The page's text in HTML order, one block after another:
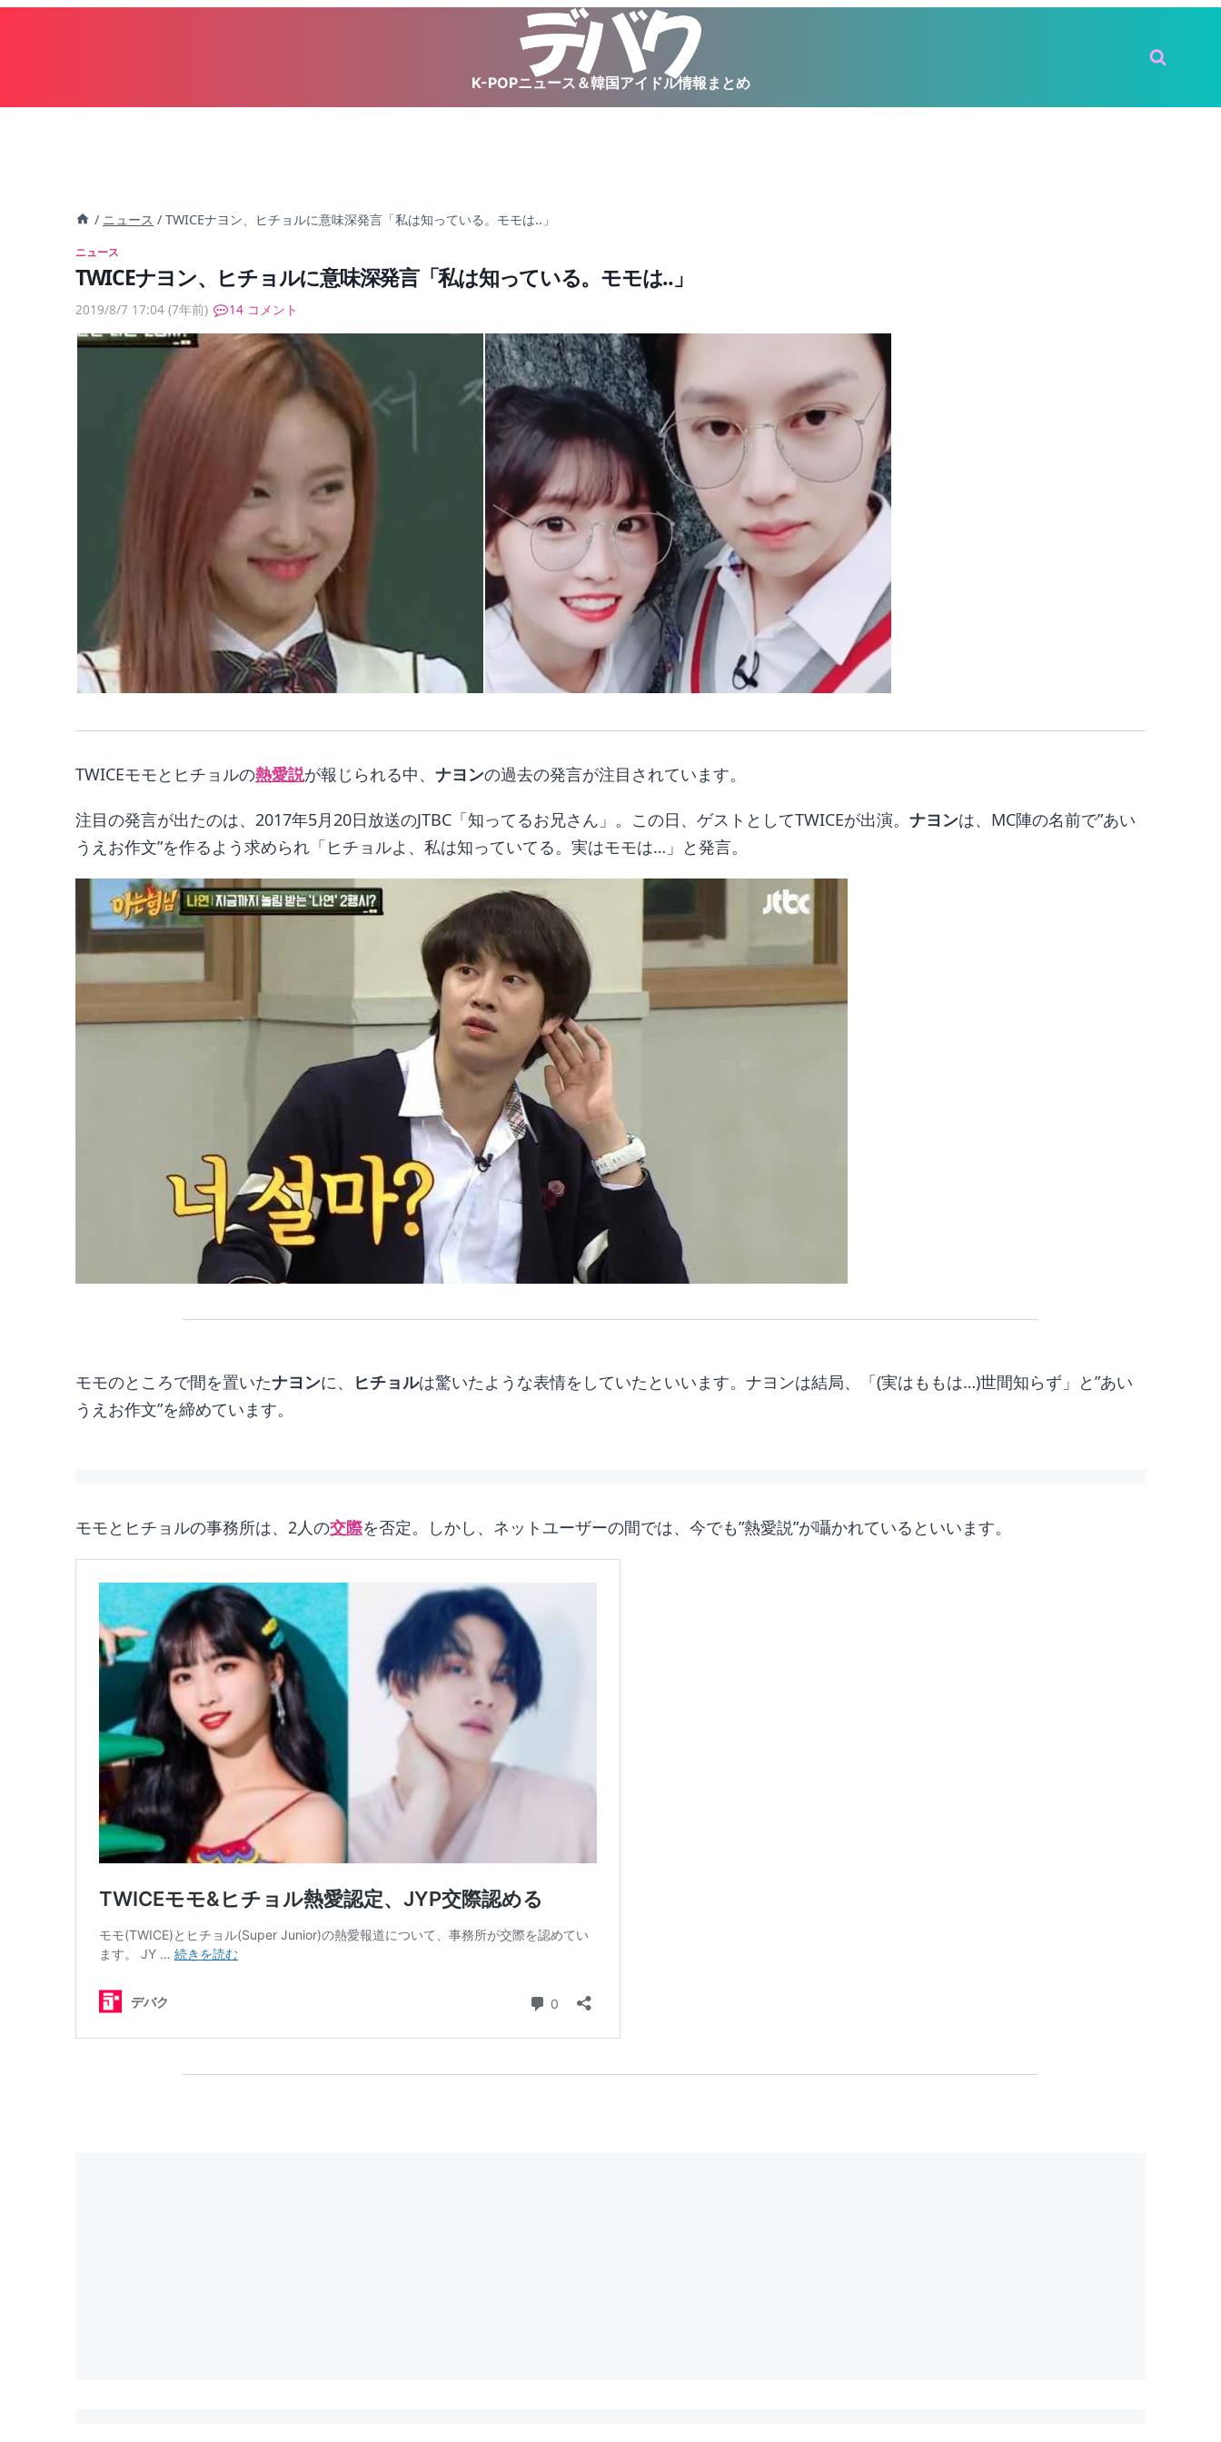
K-POPニュース＆韓国アイドル情報まとめ
/ ニュース / TWICEナヨン、ヒチョルに意味深発言「私は知っている。モモは..」
ニュース
TWICEナヨン、ヒチョルに意味深発言「私は知っている。モモは..」
2019/8/7 17:04 (7年前) 14 コメント
TWICEモモとヒチョルの熱愛説が報じられる中、 ナヨンの過去の発言が注目されています。
注目の発言が出たのは、2017年5月20日放送のJTBC「知ってるお兄さん」。この日、ゲストとしてTWICEが出演。 ナヨンは、MC陣の名前で”あい
うえお作文”を作るよう求められ「ヒチョルよ、私は知っていてる。実はモモは…」と発言。
モモのところで間を置いたナヨンに、 ヒチョルは驚いたような表情をしていたといいます。ナヨンは結局、「(実はももは…)世間知らず」と”あい
うえお作文”を締めています。
モモとヒチョルの事務所は、2人の交際を否定。しかし、ネットユーザーの間では、今でも”熱愛説”が囁かれているといいます。